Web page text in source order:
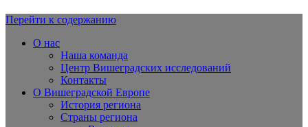
Вишеградская Европа
Перейти к содержанию
О нас
Наша команда
Центр Вишеградских исследований
Контакты
О Вишеградской Европе
История региона
Страны региона